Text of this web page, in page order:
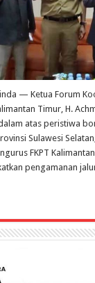
— Ketua Forum
Timur, H.
atas peristiwa
Sulawesi
FKPT
pengamanan